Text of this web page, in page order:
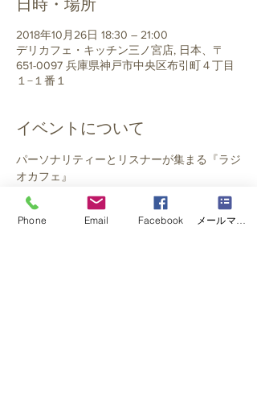
日時・場所
2018年10月26日 18:30 – 21:00
デリカフェ・キッチン三ノ宮店, 日本、〒
651-0097 兵庫県神戸市中央区布引町４丁目
１−１番１
イベントについて
パーソナリティーとリスナーが集まる『ラジ
オカフェ』
ラジオと言う、どこか懐かしい響きが『ほ
っ』と出来る
ラジオコミニティーです。
Phone Email Facebook